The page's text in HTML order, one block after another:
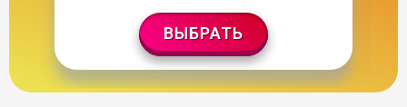
ВЫБРАТЬ